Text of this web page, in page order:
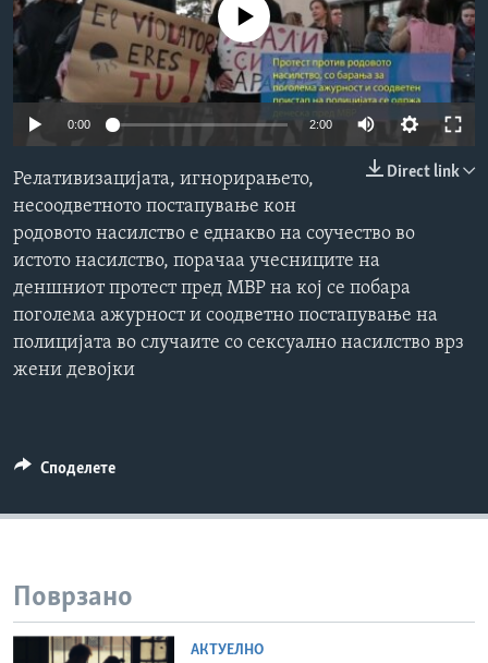
ИНТЕРВЈУА
Јазици
No media source currently available
0:00 2:00
Direct link
Релативизацијата, игнорирањето,
несоодветното постапување кон
родовото насилство е еднакво на соучество во
истото насилство, порачаа учесниците на
деншниот протест пред МВР на кој се побара
поголема ажурност и соодветно постапување на
полицијата во случаите со сексуално насилство врз
жени девојки
Споделете
Поврзано
АКТУЕЛНО